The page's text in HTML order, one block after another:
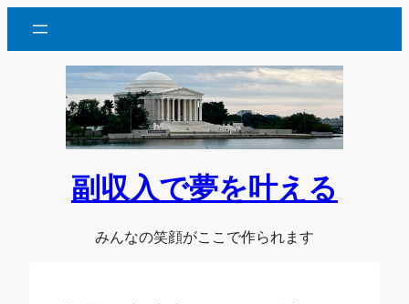
を
副収入で夢を叶える
みんなの笑顔がここで作られます